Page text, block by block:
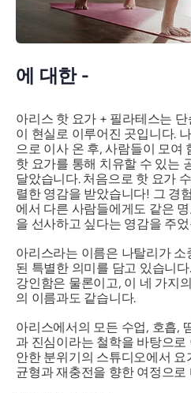
에 대한 -
아리스 핫 요가 + 필라테스는
이 현실로 이루어진 곳입니다.
으로 이사 온 후, 사람들이 모여
핫 요가를 통해 치유할 수 있는
달았습니다. 처음으로 핫 요가
렬한 영감을 받았습니다! 그 경
에서 다른 사람들에게도 같은
을 선사하고 싶다는 영감을 주
아리스라는 이름은 나탈리가
된 특별한 의미를 담고 있습니
강인함은 물론이고, 이 네 가지
의 이름과도 같습니다.
아리스에서의 모든 수업, 호흡,
과 진심이라는 철학을 바탕으
안한 분위기의 스튜디오에서
균형과 재충전을 향한 여정으로